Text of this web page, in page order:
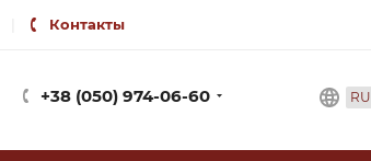
Контакты
+38 (050) 974-06-60 RU